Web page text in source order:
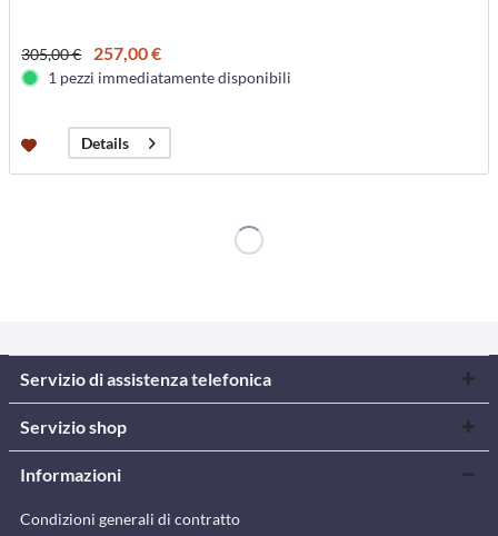
305,00 € 257,00 €
1 pezzi immediatamente disponibili
Details
Servizio di assistenza telefonica
Servizio shop
Informazioni
Condizioni generali di contratto